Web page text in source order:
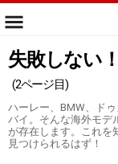
失敗しない
(2ページ目)
ハーレー、BMW、ド
バイ。そんな海外モデ
が存在します。これを
見つけられるはず！